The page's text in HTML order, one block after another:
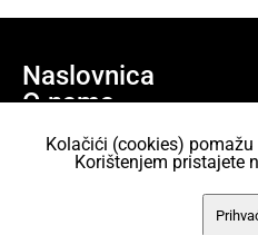
Naslovnica
O nama
Učlani se
Projekti
AKC Attack Sav sadržaj dan je na
Kolačići (cookies)
Korištenjem pristajete